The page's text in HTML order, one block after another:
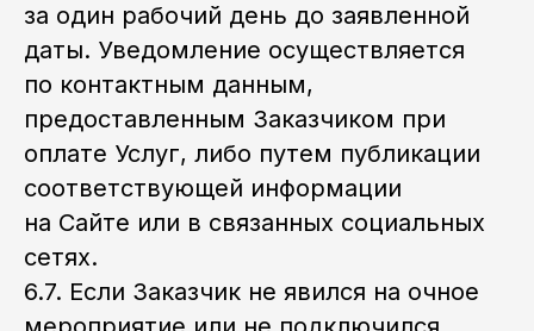
за один рабочий день до заявленной
даты. Уведомление осуществляется
по контактным данным,
предоставленным Заказчиком при
оплате Услуг, либо путем публикации
соответствующей информации
на Сайте или в связанных социальных
сетях.
6.7. Если Заказчик не явился на очное